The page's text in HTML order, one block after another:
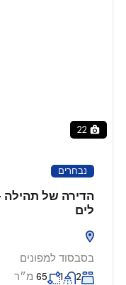
22
נבחרים
לים
בסבסוד למפונים
2
1
65 מ״ר